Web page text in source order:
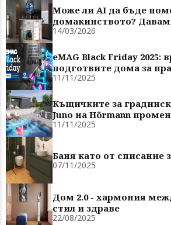
Може ли AI да бъде
домакинството?
14/03/2026
eMAG Black Friday 2025:
подготвите дома за
11/11/2025
Къщичките за
Juno на Hörmann
11/11/2025
Баня като от списание
07/11/2025
Дом 2.0 - хармония
стил и здраве
22/08/2025